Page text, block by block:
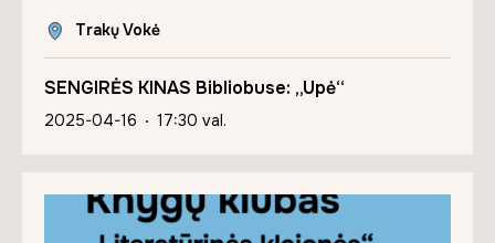
SENGIRĖS KINAS Bibliobuse: „Upė“
2025-04-16 17:30 val.
Trakų Vokė